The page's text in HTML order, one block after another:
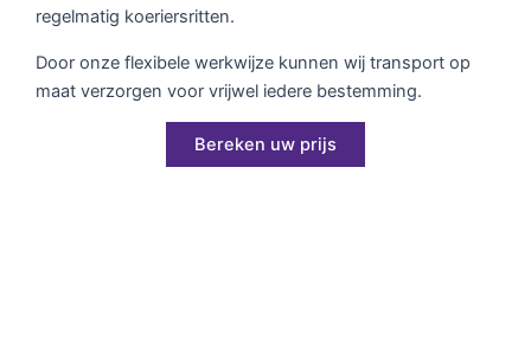
regelmatig koeriersritten.
Door onze flexibele werkwijze kunnen wij transport op
maat verzorgen voor vrijwel iedere bestemming.
Bereken uw prijs